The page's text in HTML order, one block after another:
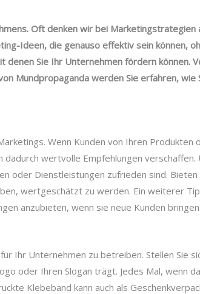
Oft denken wir bei Marketingstrategien
Ideen, die genauso effektiv sein können,
Sie Ihr Unternehmen fördern können.
Mundpropaganda werden Sie erfahren, wie
Wenn Kunden von Ihren Produkten
wertvolle Empfehlungen verschaffen.
oder Dienstleistungen zufrieden sind. Bieten
wertgeschätzt zu werden. Ein weiterer
anzubieten, wenn sie neue Kunden bringen.
Ihr Unternehmen zu betreiben. Stellen Sie
oder Ihren Slogan trägt. Jedes Mal, wenn
Klebeband kann auch als